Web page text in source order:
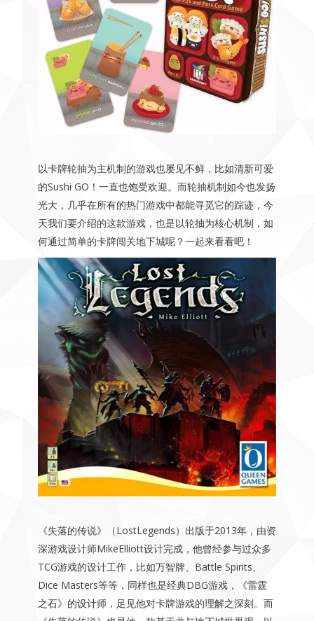
以卡牌轮抽为主机制的游戏也屡见不鲜，比如清新可爱
的Sushi GO！一直也饱受欢迎。而轮抽机制如今也发扬
光大，几乎在所有的热门游戏中都能寻觅它的踪迹，今
天我们要介绍的这款游戏，也是以轮抽为核心机制，如
何通过简单的卡牌闯关地下城呢？一起来看看吧！
《失落的传说》（LostLegends）出版于2013年，由资
深游戏设计师MikeElliott设计完成，他曾经参与过众多
TCG游戏的设计工作，比如万智牌、Battle Spirits、
Dice Masters等等，同样也是经典DBG游戏，《雷霆
之石》的设计师，足见他对卡牌游戏的理解之深刻。而